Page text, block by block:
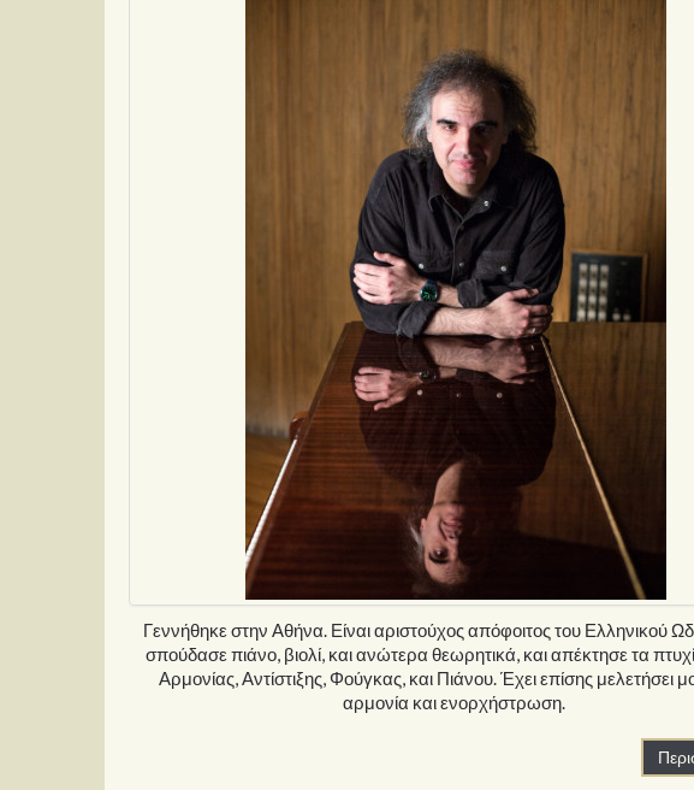
Γεννήθηκε στην Αθήνα. Είναι αριστούχος απόφοιτος του Ελληνικού
σπούδασε πιάνο, βιολί, και ανώτερα θεωρητικά, και απέκτησε τα
Αρμονίας, Αντίστιξης, Φούγκας, και Πιάνου. Έχει επίσης μελετήσει
αρμονία και ενορχήστρωση.